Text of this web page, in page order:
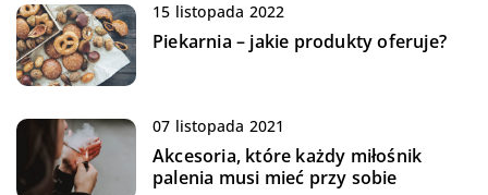
15 listopada 2022
Piekarnia – jakie produkty oferuje?
07 listopada 2021
Akcesoria, które każdy miłośnik
palenia musi mieć przy sobie